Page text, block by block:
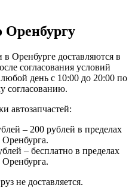
Оренбургу
Оренбурге доставляются в
согласования условий
день с 10:00 до 20:00 по
согласованию.
автозапчастей:
– 200 рублей в пределах
Оренбурга.
– бесплатно в пределах
Оренбурга.
не доставляется.